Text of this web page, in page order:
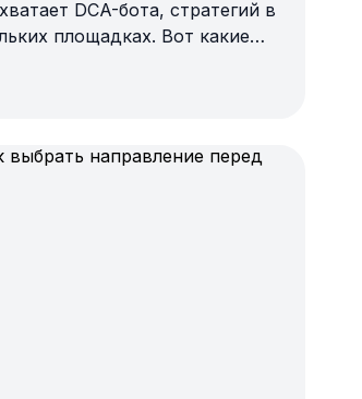
DCA-бота, стратегий в
площадках. Вот какие
пробелы в 2026 году —